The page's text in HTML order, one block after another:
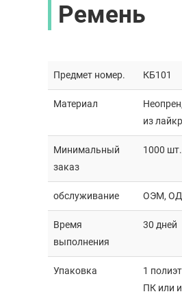
Ремень
Предмет номер. КБ101
Материал
из
Минимальный
заказ
1000 шт.
обслуживание ОЭМ,
Время
выполнения
30 дней
Упаковка
1
ПК или